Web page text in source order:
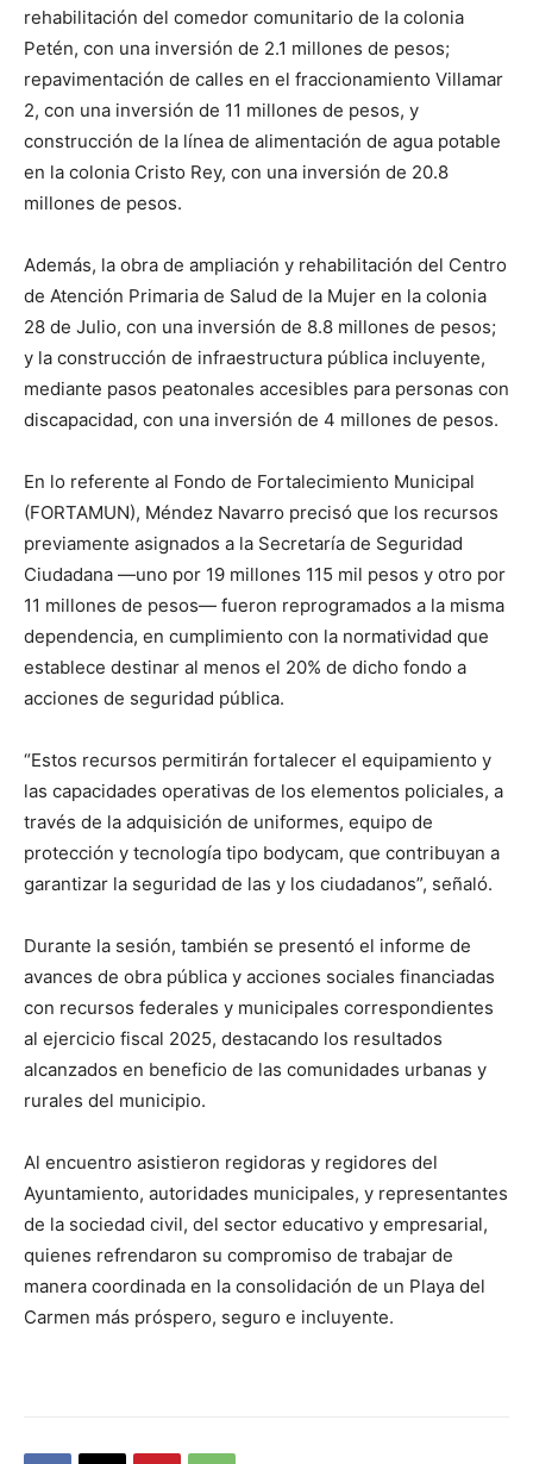
rehabilitación del comedor comunitario de la colonia
Petén, con una inversión de 2.1 millones de pesos;
repavimentación de calles en el fraccionamiento Villamar
2, con una inversión de 11 millones de pesos, y
construcción de la línea de alimentación de agua potable
en la colonia Cristo Rey, con una inversión de 20.8
millones de pesos.
Además, la obra de ampliación y rehabilitación del Centro
de Atención Primaria de Salud de la Mujer en la colonia
28 de Julio, con una inversión de 8.8 millones de pesos;
y la construcción de infraestructura pública incluyente,
mediante pasos peatonales accesibles para personas con
discapacidad, con una inversión de 4 millones de pesos.
En lo referente al Fondo de Fortalecimiento Municipal
(FORTAMUN), Méndez Navarro precisó que los recursos
previamente asignados a la Secretaría de Seguridad
Ciudadana —uno por 19 millones 115 mil pesos y otro por
11 millones de pesos— fueron reprogramados a la misma
dependencia, en cumplimiento con la normatividad que
establece destinar al menos el 20% de dicho fondo a
acciones de seguridad pública.
“Estos recursos permitirán fortalecer el equipamiento y
las capacidades operativas de los elementos policiales, a
través de la adquisición de uniformes, equipo de
protección y tecnología tipo bodycam, que contribuyan a
garantizar la seguridad de las y los ciudadanos”, señaló.
Durante la sesión, también se presentó el informe de
avances de obra pública y acciones sociales financiadas
con recursos federales y municipales correspondientes
al ejercicio fiscal 2025, destacando los resultados
alcanzados en beneficio de las comunidades urbanas y
rurales del municipio.
Al encuentro asistieron regidoras y regidores del
Ayuntamiento, autoridades municipales, y representantes
de la sociedad civil, del sector educativo y empresarial,
quienes refrendaron su compromiso de trabajar de
manera coordinada en la consolidación de un Playa del
Carmen más próspero, seguro e incluyente.